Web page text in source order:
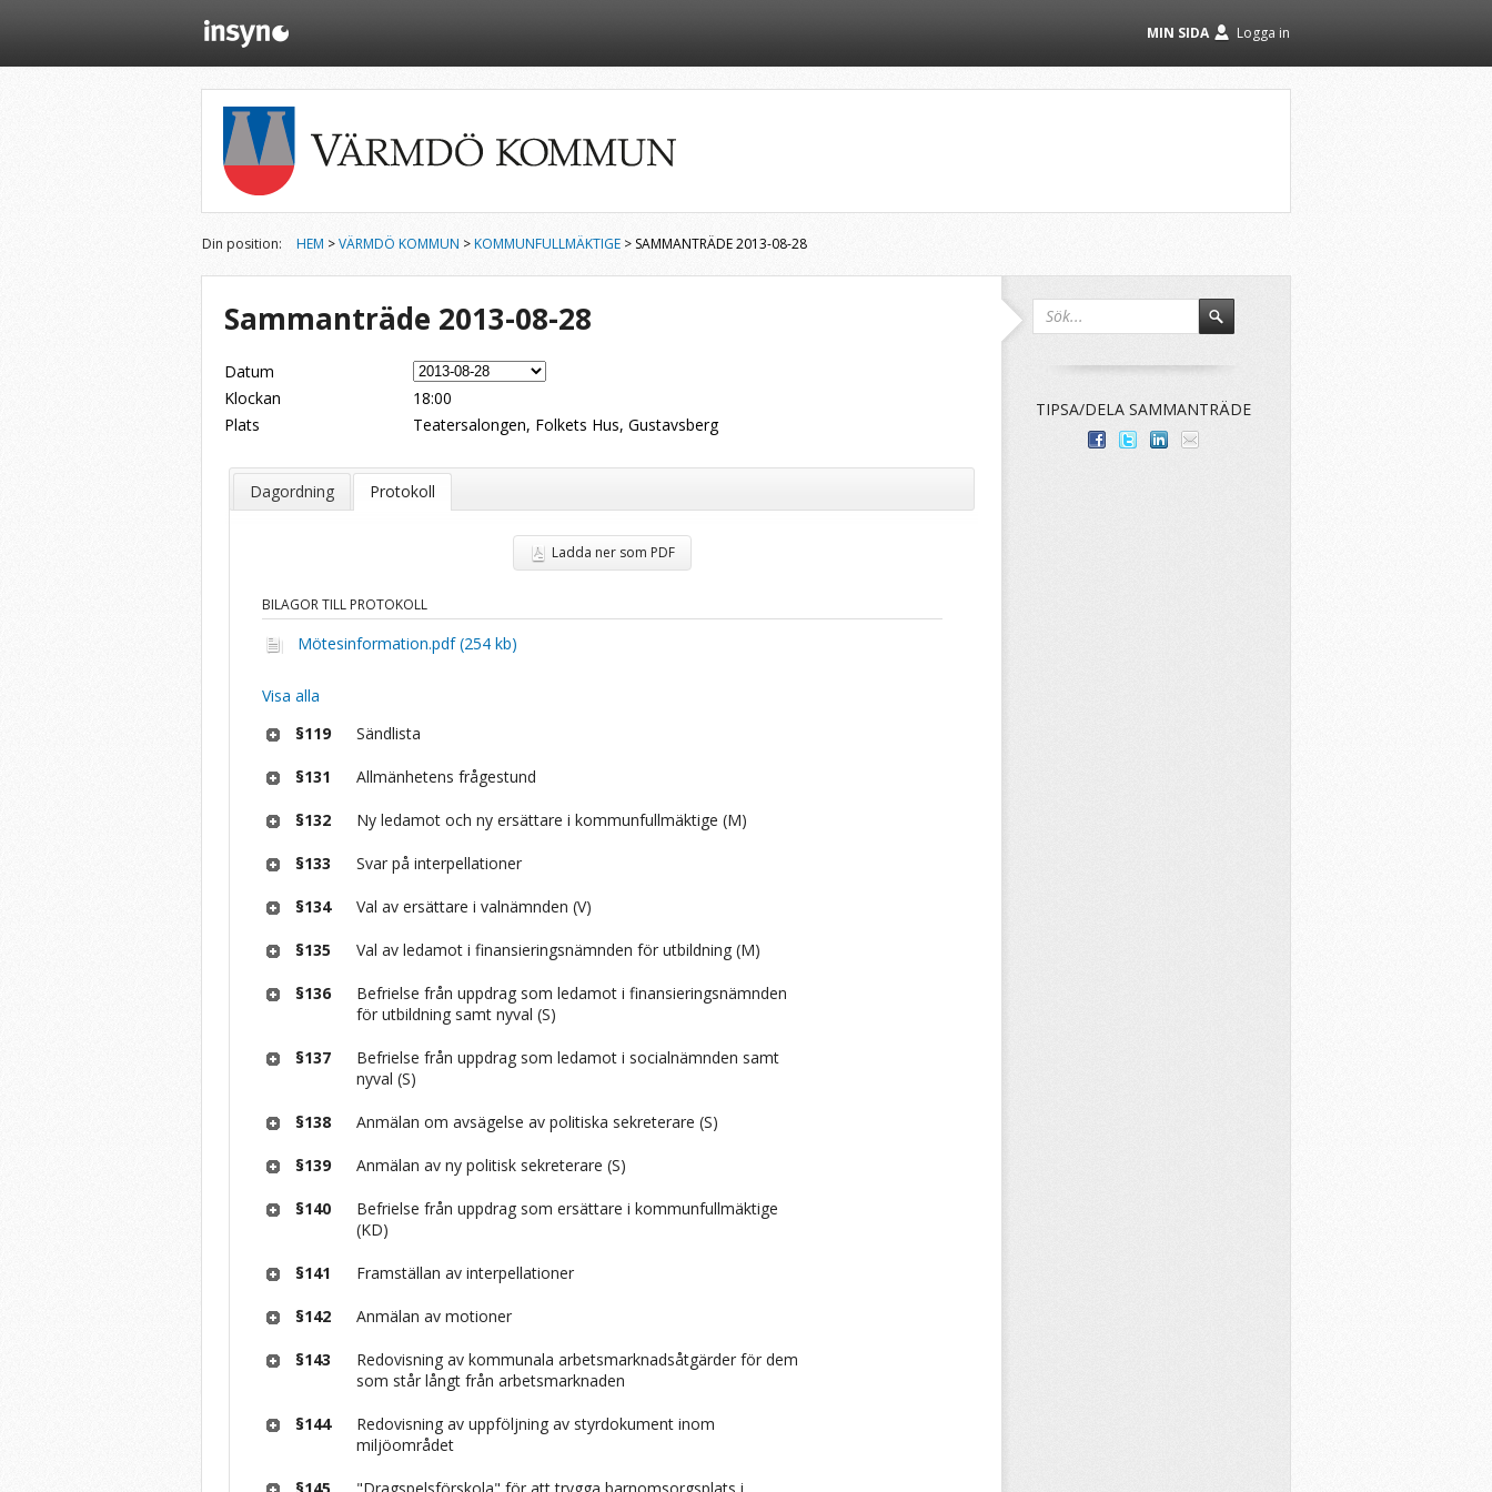
Logga in
MIN SIDA
Din position: HEM >VÄRMDÖ KOMMUN >KOMMUNFULLMÄKTIGE > SAMMANTRÄDE 2013-08-28
Sammanträde 2013-08-28
Datum
Klockan
18:00
Plats
Teatersalongen, Folkets Hus, Gustavsberg
Dagordning Protokoll
Ladda ner som PDF
BILAGOR TILL PROTOKOLL
Mötesinformation.pdf (254 kb)
Visa alla
§119
Sändlista
§131 Allmänhetens frågestund
§132 Ny ledamot och ny ersättare i kommunfullmäktige (M)
§133 Svar på interpellationer
§134 Val av ersättare i valnämnden (V)
§135 Val av ledamot i finansieringsnämnden för utbildning (M)
§136
Befrielse från uppdrag som ledamot i finansieringsnämnden
för utbildning samt nyval (S)
§137
Befrielse från uppdrag som ledamot i socialnämnden samt
nyval (S)
§138 Anmälan om avsägelse av politiska sekreterare (S)
§139 Anmälan av ny politisk sekreterare (S)
§140
Befrielse från uppdrag som ersättare i kommunfullmäktige
(KD)
§141 Framställan av interpellationer
§142 Anmälan av motioner
§143
Redovisning av kommunala arbetsmarknadsåtgärder för dem
som står långt från arbetsmarknaden
§144
Redovisning av uppföljning av styrdokument inom
miljöområdet
§145 "Dragspelsförskola" för att trygga barnomsorgsplats i
TIPSA/DELA SAMMANTRÄDE